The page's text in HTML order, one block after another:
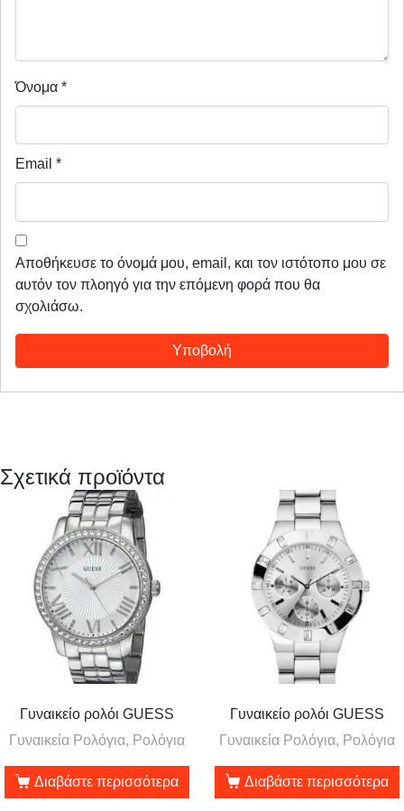
Όνομα *
Email *
Αποθήκευσε το όνομά μου, email, και τον ιστότοπο μου σε
αυτόν τον πλοηγό για την επόμενη φορά που θα
σχολιάσω.
Σχετικά προϊόντα
Γυναικείο ρολόι GUESS
Γυναικεία Ρολόγια, Ρολόγια
Διαβάστε περισσότερα
Γυναικείο ρολόι GUESS
Γυναικεία Ρολόγια, Ρολόγια
Διαβάστε περισσότερα